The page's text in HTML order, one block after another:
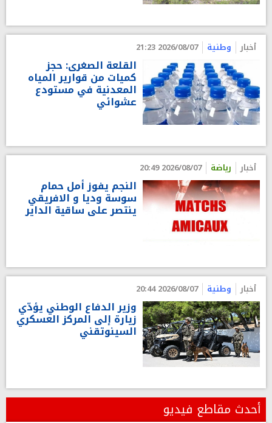
أخبار وطنية 2026/08/07 21:23
القلعة الصغرى: حجز
كميات من قوارير المياه
المعدنية في مستودع
عشوائي
أخبار رياضة 2026/08/07 20:49
النجم يفوز أمل حمام
سوسة وديا و الافريقي
ينتصر على ساقية الداير
أخبار وطنية 2026/08/07 20:44
وزير الدفاع الوطني يؤدّي
زيارة إلى المركز العسكري
السينوتقني
أحدث مقاطع فيديو